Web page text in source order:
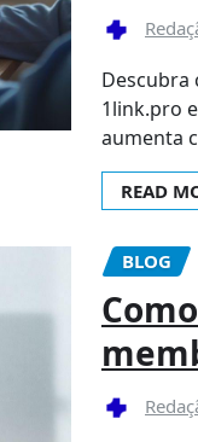
Descubra
1link.pro
aumenta
READ
BLOG